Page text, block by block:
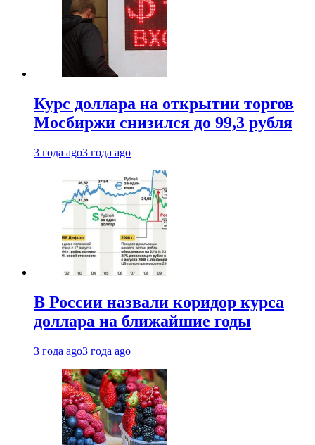
Курс доллара на открытии торгов
Мосбиржи снизился до 99,3 рубля
3 года ago3 года ago
В России назвали коридор курса
доллара на ближайшие годы
3 года ago3 года ago